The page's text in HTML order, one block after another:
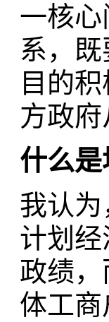
一核
系，
目的
方政
什么
我认
计划
政绩
体工